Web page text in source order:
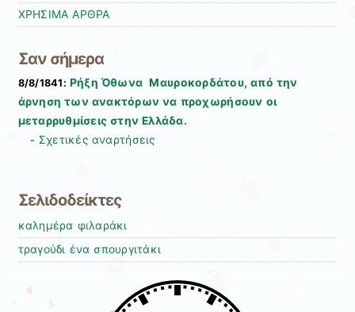
ΧΡΗΣΙΜΑ ΑΡΘΡΑ
Σαν σήμερα
8/8/1841: Ρήξη Όθωνα  Μαυροκορδάτου, από την
άρνηση των ανακτόρων να προχωρήσουν οι
μεταρρυθμίσεις στην Ελλάδα.
- Σχετικές αναρτήσεις
Σελιδοδείκτες
καλημέρα φιλαράκι
τραγούδι ένα σπουργιτάκι